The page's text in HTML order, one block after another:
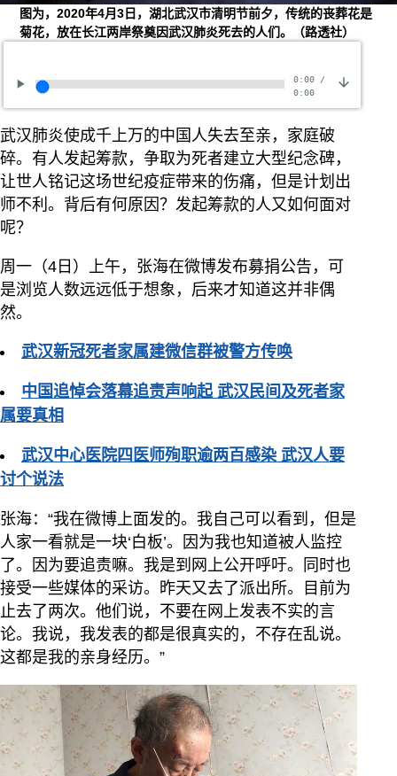
图为，2020年4月3日，湖北武汉市清明节前夕，传统的丧葬花是
菊花，放在长江两岸祭奠因武汉肺炎死去的人们。（路透社）
0:00/
0:00
武汉肺炎使成千上万的中国人失去至亲，家庭破
碎。有人发起筹款，争取为死者建立大型纪念碑，
让世人铭记这场世纪疫症带来的伤痛，但是计划出
师不利。背后有何原因？发起筹款的人又如何面对
呢？
周一（4日）上午，张海在微博发布募捐公告，可
是浏览人数远远低于想象，后来才知道这并非偶
然。
武汉新冠死者家属建微信群被警方传唤
中国追悼会落幕追责声响起 武汉民间及死者家
属要真相
武汉中心医院四医师殉职逾两百感染 武汉人要
讨个说法
张海：“我在微博上面发的。我自己可以看到，但是
人家一看就是一块‘白板’。因为我也知道被人监控
了。因为要追责嘛。我是到网上公开呼吁。同时也
接受一些媒体的采访。昨天又去了派出所。目前为
止去了两次。他们说，不要在网上发表不实的言
论。我说，我发表的都是很真实的，不存在乱说。
这都是我的亲身经历。”